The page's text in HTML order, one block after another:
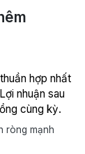
hợp nhất
nhuận sau
cùng kỳ.
ròng mạnh